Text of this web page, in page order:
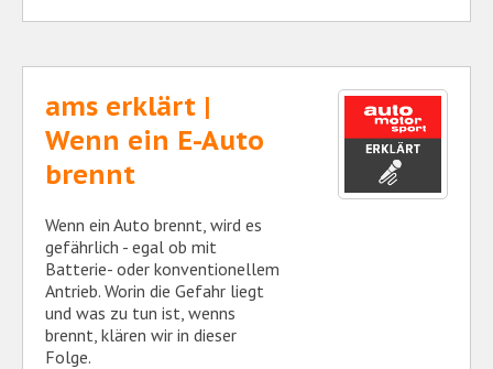
ams erklärt |
Wenn ein E-Auto
brennt
Wenn ein Auto brennt, wird es
gefährlich - egal ob mit
Batterie- oder konventionellem
Antrieb. Worin die Gefahr liegt
und was zu tun ist, wenns
brennt, klären wir in dieser
Folge.​